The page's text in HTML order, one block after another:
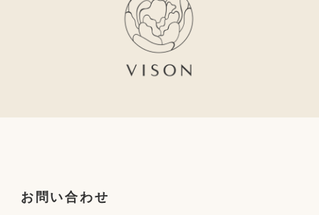
お問い合わせ